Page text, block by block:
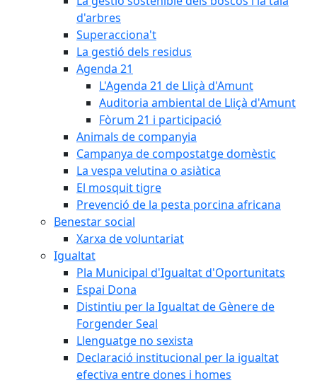
d'arbres
Superacciona't
La gestió dels residus
Agenda 21
L'Agenda 21 de Lliçà d'Amunt
Auditoria ambiental de Lliçà d'Amunt
Fòrum 21 i participació
Animals de companyia
Campanya de compostatge domèstic
La vespa velutina o asiàtica
El mosquit tigre
Prevenció de la pesta porcina africana
Benestar social
Xarxa de voluntariat
Igualtat
Pla Municipal d'Igualtat d'Oportunitats
Espai Dona
Distintiu per la Igualtat de Gènere de
Forgender Seal
Llenguatge no sexista
Declaració institucional per la igualtat
efectiva entre dones i homes